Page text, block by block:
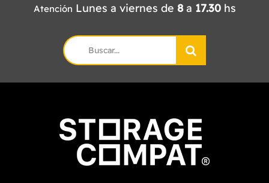
Atención Lunes a viernes de 8a 17.30hs
Search
for: